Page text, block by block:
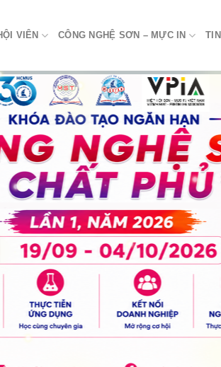
VIÊN CÔNG NGHỆ SƠN – MỰC IN